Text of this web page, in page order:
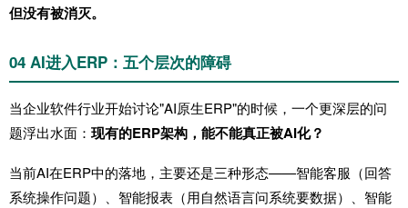
但没有被消灭。
04 AI进入ERP：五个层次的障碍
当企业软件行业开始讨论"AI原生ERP"的时候，一个更深层的问
题浮出水面： 现有的ERP架构，能不能真正被AI化？
当前AI在ERP中的落地，主要还是三种形态——智能客服（回答
系统操作问题）、智能报表（用自然语言问系统要数据）、智能